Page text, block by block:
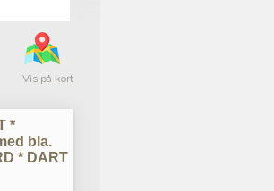
Vis på kort
*
bla.
* DART